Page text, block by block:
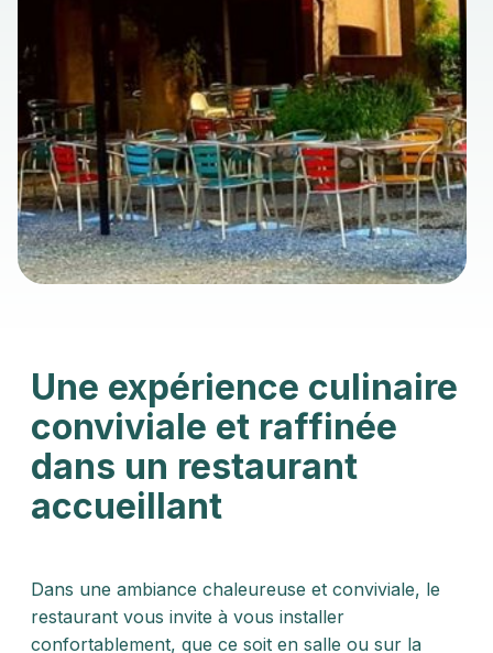
Une expérience culinaire
conviviale et raffinée
dans un restaurant
accueillant
Dans une ambiance chaleureuse et conviviale, le
restaurant vous invite à vous installer
confortablement, que ce soit en salle ou sur la